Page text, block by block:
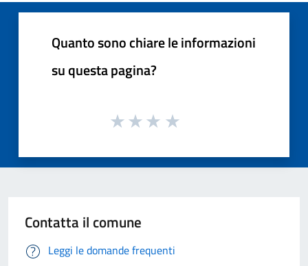
Quanto sono chiare le informazioni
su questa pagina?
Contatta il comune
Leggi le domande frequenti